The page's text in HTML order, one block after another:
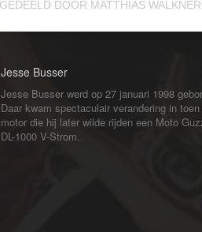
Jesse Busser
Jesse Busser werd op 27 januari 1998
Daar kwam spectaculair verandering in
motor die hij later wilde rijden een Moto
DL-1000 V-Strom.